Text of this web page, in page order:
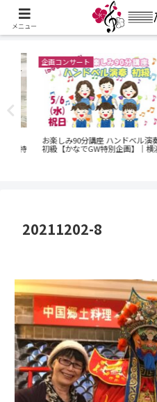
横浜
企画コンサート
ランチ会+日本昔話【かなでGW特
別企画】|横浜
20211202-8
メニュー